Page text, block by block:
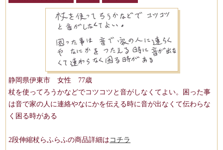
静岡県伊東市 女性 77歳
杖を使ってろうかなどでコツコツと音がしなくてよい。困った事
は音で家の人に連絡やなにかを伝える時に音が出なくて伝わらな
く困る時がある
2段伸縮杖らふらふの商品詳細はコチラ